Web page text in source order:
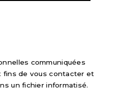
communiquées
fins de vous contacter et
un fichier informatisé.